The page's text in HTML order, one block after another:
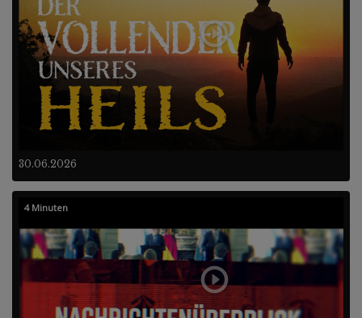
30.06.2026
4 Minuten